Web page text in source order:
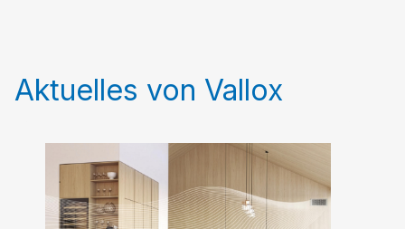
Aktuelles von Vallox